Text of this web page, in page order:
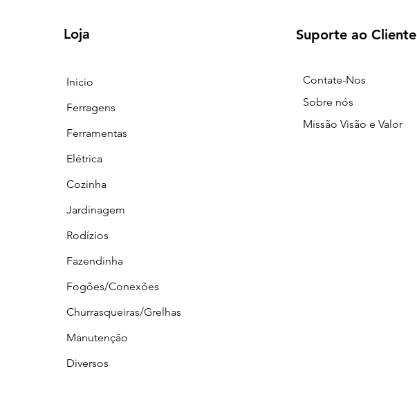
Loja
Inicio
Ferragens
Ferramentas
Elétrica
Cozinha
Jardinagem
Rodízios
Fazendinha
Fogões/Conexões
Churrasqueiras/Grelhas
Manutenção
Diversos
Suporte ao Cliente
Contate-Nos
Sobre nós
Missão Visão e Valor